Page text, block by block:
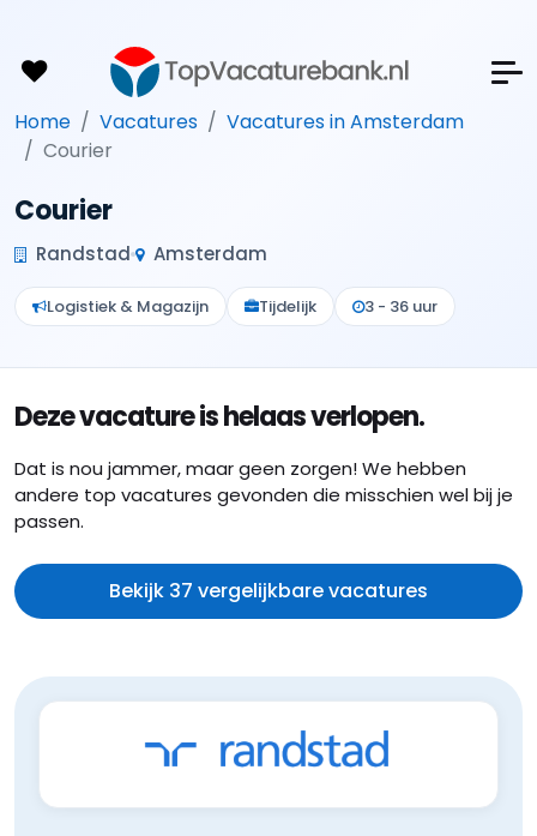
Home Vacatures
Vacatures in Amsterdam
Courier
Courier
Randstad Amsterdam
Logistiek & Magazijn Tijdelijk 3 - 36 uur
Deze vacature is helaas verlopen.
Dat is nou jammer, maar geen zorgen! We hebben
andere top vacatures gevonden die misschien wel bij je
passen.
Bekijk 37 vergelijkbare vacatures